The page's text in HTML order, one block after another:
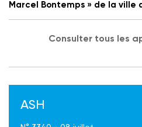
Marcel Bontemps » de la ville
Consulter tous les
ASH